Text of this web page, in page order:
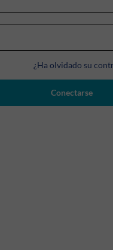
¿Ha olvidado su
Conectarse